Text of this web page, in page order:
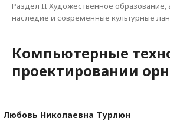
Раздел II Художественное образование,
наследие и современные культурные
Компьютерные
проектировании
Любовь Николаевна Турлюн